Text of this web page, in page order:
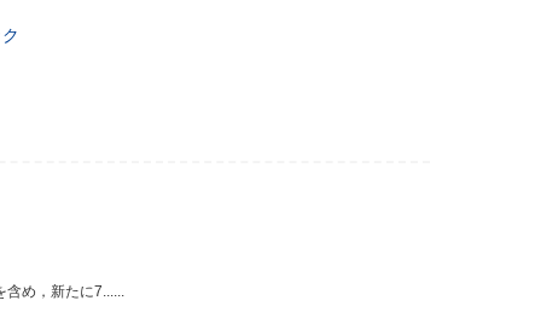
含め，新たに7......